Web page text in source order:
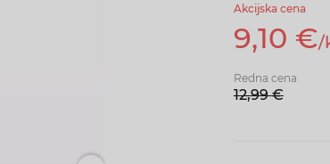
Akcijska cena
9,10 €/
Redna cena
12,99 €